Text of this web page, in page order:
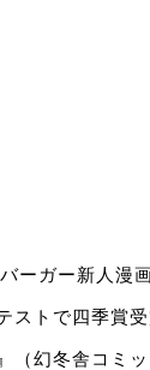
ーガー新人漫
ストで四季賞
（幻冬舎コミ